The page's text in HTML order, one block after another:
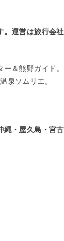
。運営は旅行会社
＆熊野ガイド。
泉ソムリエ。
縄・屋久島・宮古